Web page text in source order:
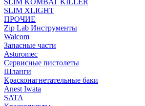
SLIM KOMBAT KILLER
SLIM XLIGHT
ПРОЧИЕ
Zip Lab Инструменты
Walсom
Запасные части
Asturomec
Сервисные пистолеты
Шланги
Красконагнетательные баки
Anest Iwata
SATA